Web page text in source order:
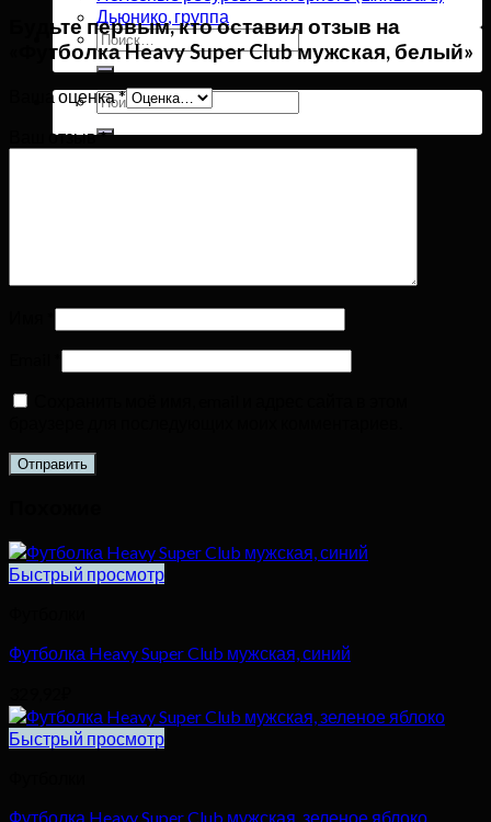
Дьюнико, группа
Искать:
Искать:
Будьте первым, кто оставил отзыв на
«Футболка Heavy Super Club мужская, белый»
Ваша оценка*
Ваш отзыв*
Быстрый просмотр
Футболка Heavy Super Club мужская, синий
Быстрый просмотр
Футболка Heavy Super Club мужская, зеленое яблоко